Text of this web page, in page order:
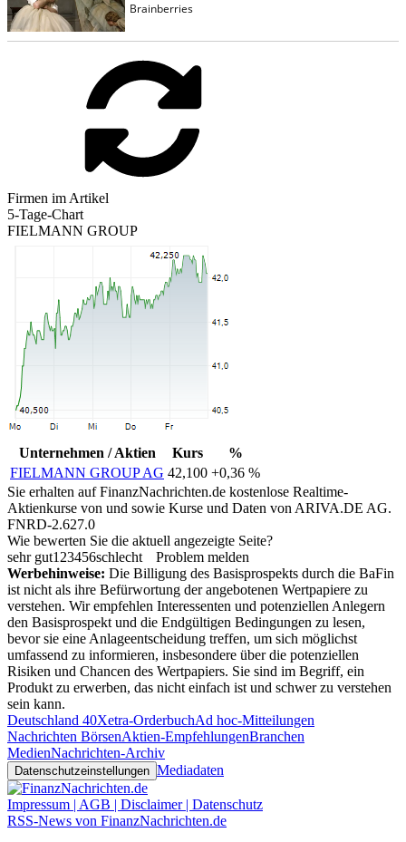
Firmen im Artikel
5-Tage-Chart
FIELMANN GROUP
Unternehmen / Aktien Kurs
%
FIELMANN GROUP AG 42,100 +0,36 %
Sie erhalten auf FinanzNachrichten.de kostenlose Realtime-
Aktienkurse von und sowie Kurse und Daten von ARIVA.DE AG.
FNRD-2.627.0
Wie bewerten Sie die aktuell angezeigte Seite?
sehr gut1 23456schlecht
Problem melden
Werbehinweise: Die Billigung des Basisprospekts durch die BaFin
ist nicht als ihre Befürwortung der angebotenen Wertpapiere zu
verstehen. Wir empfehlen Interessenten und potenziellen Anlegern
den Basisprospekt und die Endgültigen Bedingungen zu lesen,
bevor sie eine Anlageentscheidung treffen, um sich möglichst
umfassend zu informieren, insbesondere über die potenziellen
Risiken und Chancen des Wertpapiers. Sie sind im Begriff, ein
Produkt zu erwerben, das nicht einfach ist und schwer zu verstehen
sein kann.
Deutschland 40Xetra-OrderbuchAd hoc-Mitteilungen
Nachrichten BörsenAktien-EmpfehlungenBranchen
MedienNachrichten-Archiv
Datenschutzeinstellungen Mediadaten
Impressum | AGB | Disclaimer | Datenschutz
RSS-News von FinanzNachrichten.de